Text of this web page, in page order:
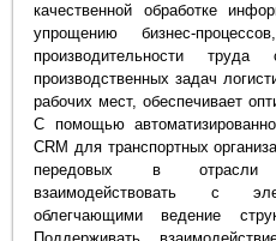
качественной обработке
упрощению бизнес-
производительности труда
производственных задач
рабочих мест, обеспечивает
С помощью
CRM для транспортных
передовых в отрасли
взаимодействовать с
облегчающими ведение